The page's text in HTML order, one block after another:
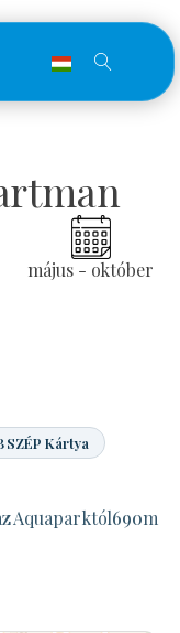
május - október
SZÉP Kártya
Aquaparktól690m